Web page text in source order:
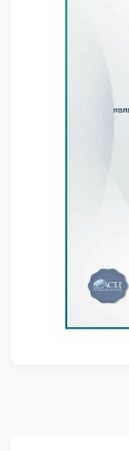
Сервис
не
не
не
не